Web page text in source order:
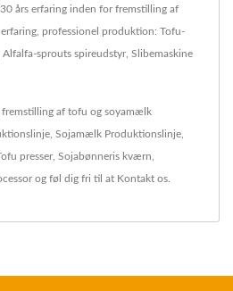
års erfaring inden for fremstilling af
professionel produktion: Tofu-
sprouts spireudstyr, Slibemaskine
fremstilling af tofu og soyamælk
Sojamælk Produktionslinje
presser, Sojabønneris kværn
og føl dig fri til at Kontakt os